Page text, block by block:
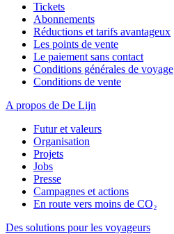
Tickets
Abonnements
Réductions et tarifs avantageux
Les points de vente
Le paiement sans contact
Conditions générales de voyage
Conditions de vente
A propos de De Lijn
Futur et valeurs
Organisation
Projets
Jobs
Presse
Campagnes et actions
En route vers moins de CO₂
Des solutions pour les voyageurs